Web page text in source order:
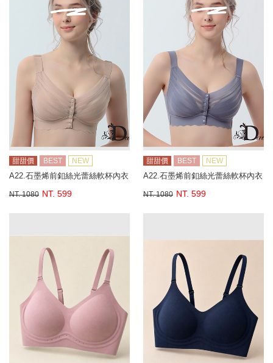
甜甜價 BEST NEW
A22.石墨烯前釦絲光蕾絲軟杯內衣
NT. 1080 NT. 599
甜甜價 BEST NEW
A22.石墨烯前釦絲光蕾絲軟杯內衣
NT. 1080 NT. 599